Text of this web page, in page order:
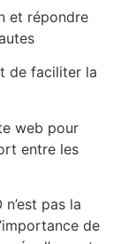
et répondre
de faciliter la
web pour
entre les
pas la
de